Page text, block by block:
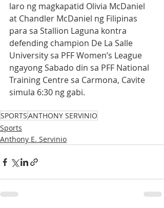
laro ng magkapatid Olivia McDaniel
at Chandler McDaniel ng Filipinas
para sa Stallion Laguna kontra
defending champion De La Salle
University sa PFF Women’s League
ngayong Sabado din sa PFF National
Training Centre sa Carmona, Cavite
simula 6:30 ng gabi.
SPORTSANTHONY SERVINIO
Sports
Anthony E. Servinio